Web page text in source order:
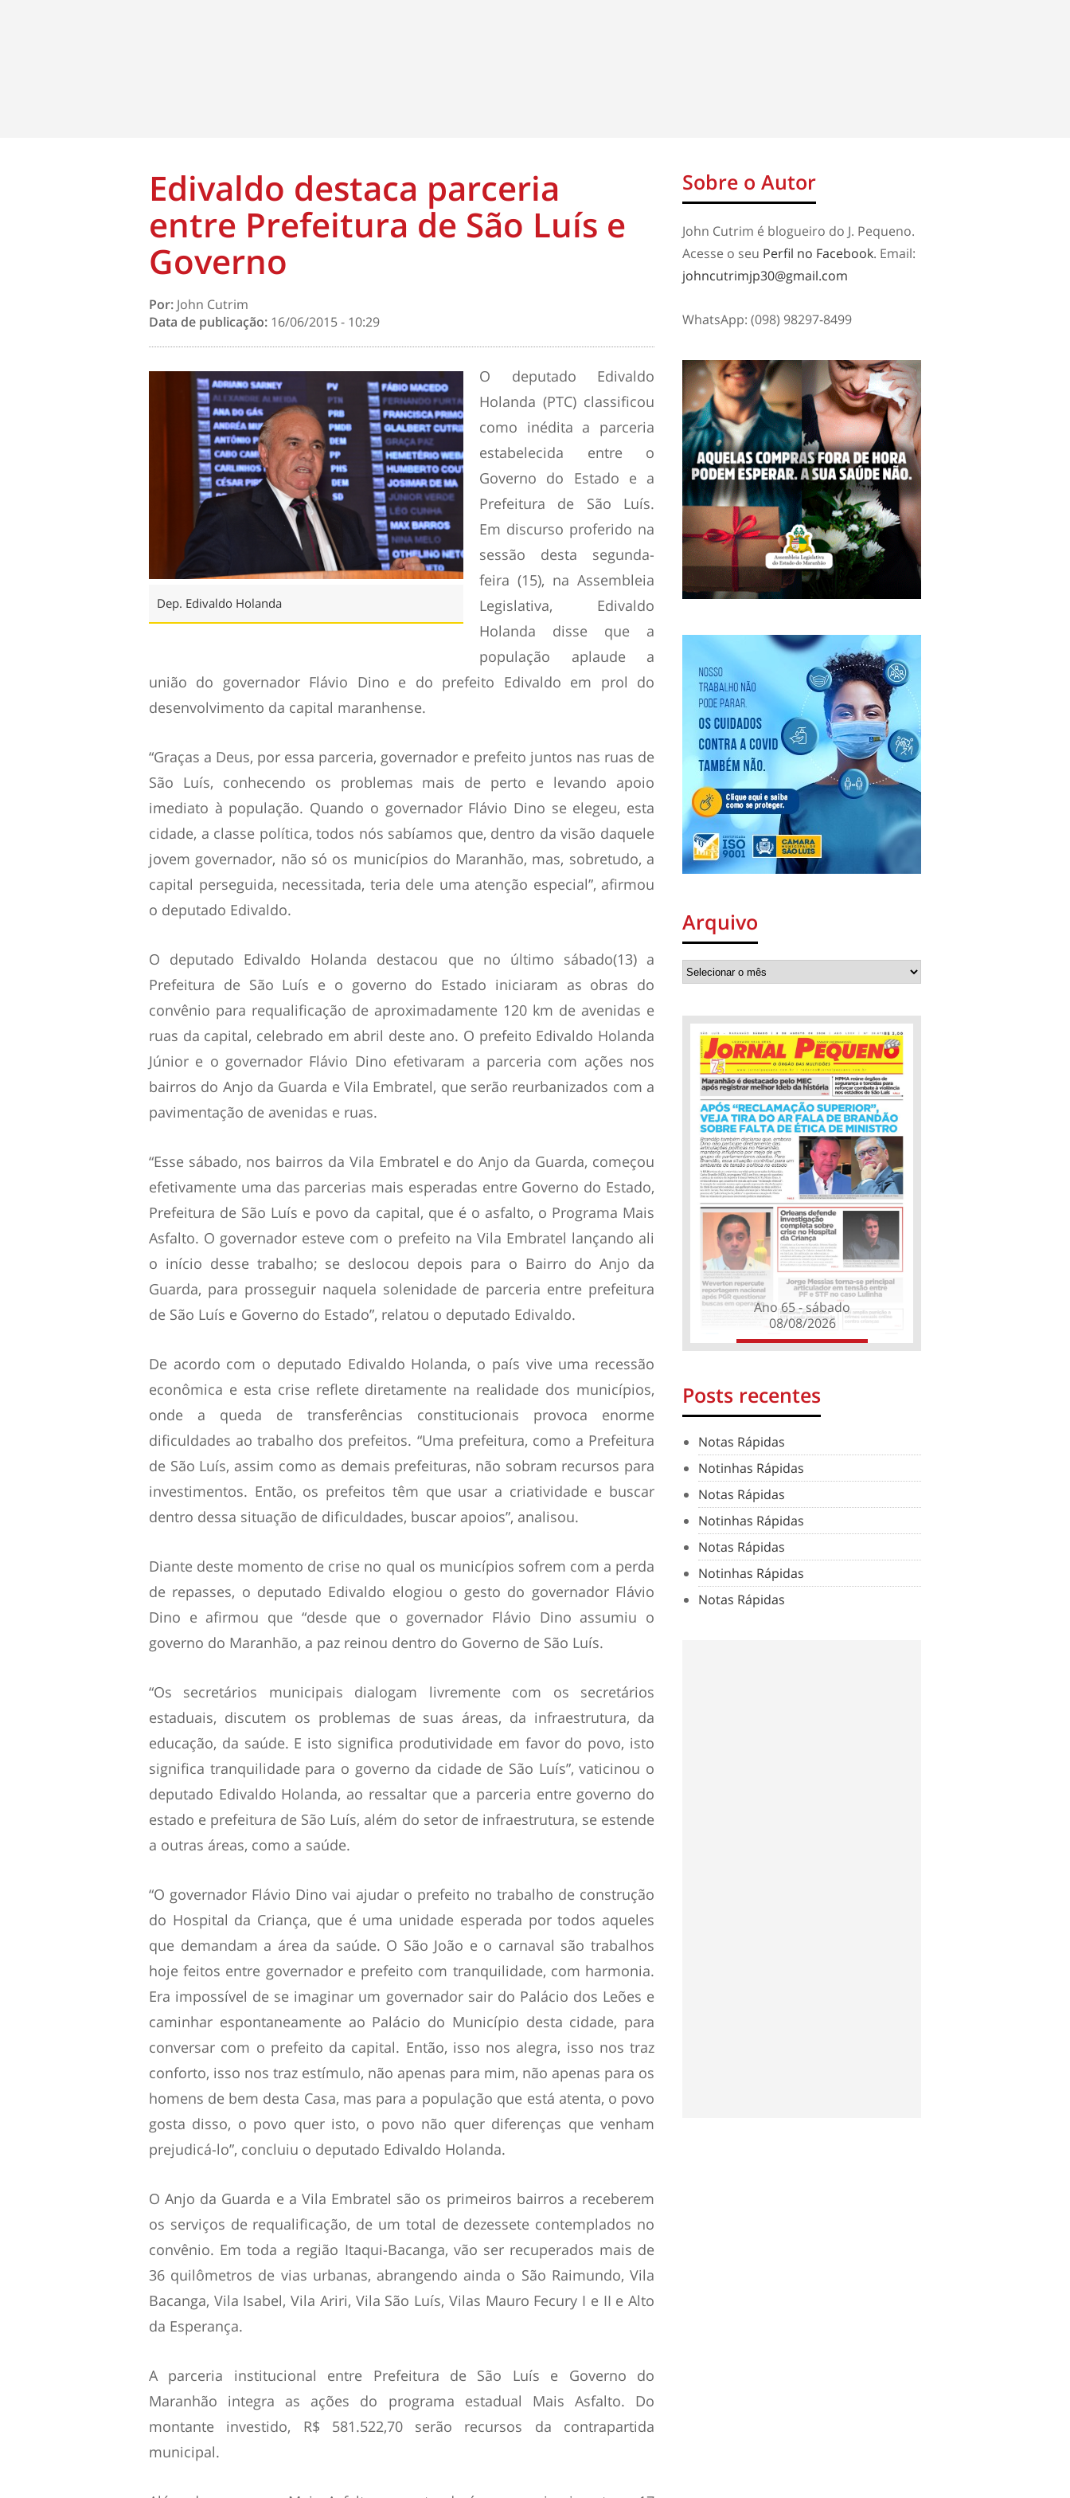
Edivaldo destaca parceria
entre Prefeitura de São Luís e
Governo
Por: John Cutrim
Data de publicação: 16/06/2015 - 10:29
Dep. Edivaldo Holanda
O deputado Edivaldo
Holanda (PTC) classificou
como inédita a parceria
estabelecida entre o
Governo do Estado e a
Prefeitura de São Luís.
Em discurso proferido na
sessão desta segunda-
feira (15), na Assembleia
Legislativa, Edivaldo
Holanda disse que a
população aplaude a
união do governador Flávio Dino e do prefeito Edivaldo em prol do
desenvolvimento da capital maranhense.
“Graças a Deus, por essa parceria, governador e prefeito juntos nas ruas de
São Luís, conhecendo os problemas mais de perto e levando apoio
imediato à população. Quando o governador Flávio Dino se elegeu, esta
cidade, a classe política, todos nós sabíamos que, dentro da visão daquele
jovem governador, não só os municípios do Maranhão, mas, sobretudo, a
capital perseguida, necessitada, teria dele uma atenção especial”, afirmou
o deputado Edivaldo.
O deputado Edivaldo Holanda destacou que no último sábado(13) a
Prefeitura de São Luís e o governo do Estado iniciaram as obras do
convênio para requalificação de aproximadamente 120 km de avenidas e
ruas da capital, celebrado em abril deste ano. O prefeito Edivaldo Holanda
Júnior e o governador Flávio Dino efetivaram a parceria com ações nos
bairros do Anjo da Guarda e Vila Embratel, que serão reurbanizados com a
pavimentação de avenidas e ruas.
“Esse sábado, nos bairros da Vila Embratel e do Anjo da Guarda, começou
efetivamente uma das parcerias mais esperadas entre Governo do Estado,
Prefeitura de São Luís e povo da capital, que é o asfalto, o Programa Mais
Asfalto. O governador esteve com o prefeito na Vila Embratel lançando ali
o início desse trabalho; se deslocou depois para o Bairro do Anjo da
Guarda, para prosseguir naquela solenidade de parceria entre prefeitura
de São Luís e Governo do Estado”, relatou o deputado Edivaldo.
De acordo com o deputado Edivaldo Holanda, o país vive uma recessão
econômica e esta crise reflete diretamente na realidade dos municípios,
onde a queda de transferências constitucionais provoca enorme
dificuldades ao trabalho dos prefeitos. “Uma prefeitura, como a Prefeitura
de São Luís, assim como as demais prefeituras, não sobram recursos para
investimentos. Então, os prefeitos têm que usar a criatividade e buscar
dentro dessa situação de dificuldades, buscar apoios”, analisou.
Diante deste momento de crise no qual os municípios sofrem com a perda
de repasses, o deputado Edivaldo elogiou o gesto do governador Flávio
Dino e afirmou que “desde que o governador Flávio Dino assumiu o
governo do Maranhão, a paz reinou dentro do Governo de São Luís.
“Os secretários municipais dialogam livremente com os secretários
estaduais, discutem os problemas de suas áreas, da infraestrutura, da
educação, da saúde. E isto significa produtividade em favor do povo, isto
significa tranquilidade para o governo da cidade de São Luís”, vaticinou o
deputado Edivaldo Holanda, ao ressaltar que a parceria entre governo do
estado e prefeitura de São Luís, além do setor de infraestrutura, se estende
a outras áreas, como a saúde.
“O governador Flávio Dino vai ajudar o prefeito no trabalho de construção
do Hospital da Criança, que é uma unidade esperada por todos aqueles
que demandam a área da saúde. O São João e o carnaval são trabalhos
hoje feitos entre governador e prefeito com tranquilidade, com harmonia.
Era impossível de se imaginar um governador sair do Palácio dos Leões e
caminhar espontaneamente ao Palácio do Município desta cidade, para
conversar com o prefeito da capital. Então, isso nos alegra, isso nos traz
conforto, isso nos traz estímulo, não apenas para mim, não apenas para os
homens de bem desta Casa, mas para a população que está atenta, o povo
gosta disso, o povo quer isto, o povo não quer diferenças que venham
prejudicá-lo”, concluiu o deputado Edivaldo Holanda.
O Anjo da Guarda e a Vila Embratel são os primeiros bairros a receberem
os serviços de requalificação, de um total de dezessete contemplados no
convênio. Em toda a região Itaqui-Bacanga, vão ser recuperados mais de
36 quilômetros de vias urbanas, abrangendo ainda o São Raimundo, Vila
Bacanga, Vila Isabel, Vila Ariri, Vila São Luís, Vilas Mauro Fecury I e II e Alto
da Esperança.
A parceria institucional entre Prefeitura de São Luís e Governo do
Maranhão integra as ações do programa estadual Mais Asfalto. Do
montante investido, R$ 581.522,70 serão recursos da contrapartida
municipal.
Sobre o Autor
John Cutrim é blogueiro do J. Pequeno.
Acesse o seu Perfil no Facebook. Email:
johncutrimjp30@gmail.com
WhatsApp: (098) 98297-8499
Arquivo
Ano 65 - sábado
08/08/2026
Posts recentes
Notas Rápidas
Notinhas Rápidas
Notas Rápidas
Notinhas Rápidas
Notas Rápidas
Notinhas Rápidas
Notas Rápidas